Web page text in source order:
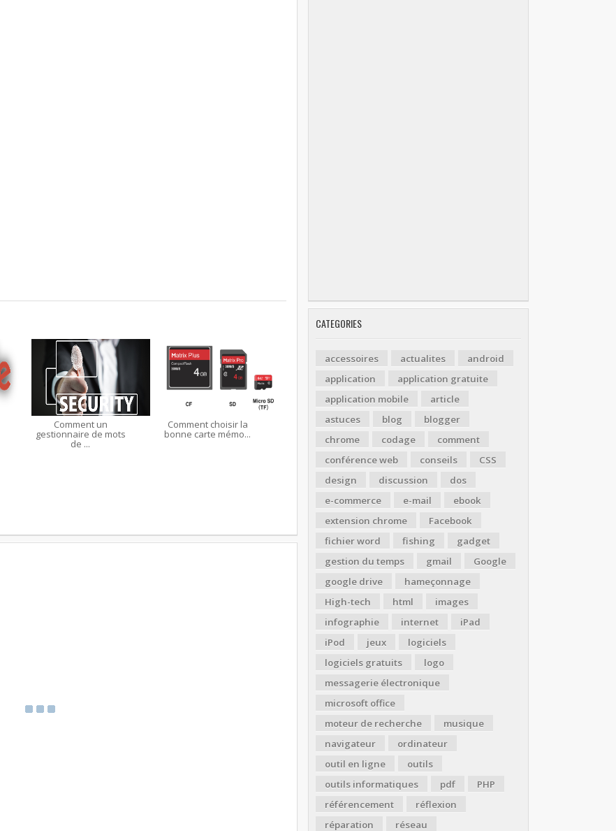
Comment un
gestionnaire de mots
de ...
Comment choisir la
bonne carte mémo...
CATEGORIES
accessoires actualites
android
application
application gratuite
application mobile
article
astuces
blog
blogger
chrome
codage
comment
conférence web
conseils
CSS
design
discussion
dos
e-commerce
e-mail
ebook
extension chrome
Facebook
fichier word
fishing
gadget
gestion du temps
gmail
Google
google drive
hameçonnage
High-tech
html
images
infographie
internet
iPad
iPod
jeux
logiciels
logiciels gratuits
logo
messagerie électronique
microsoft office
moteur de recherche
musique
navigateur
ordinateur
outil en ligne
outils
outils informatiques
pdf
PHP
référencement
réflexion
réparation
réseau